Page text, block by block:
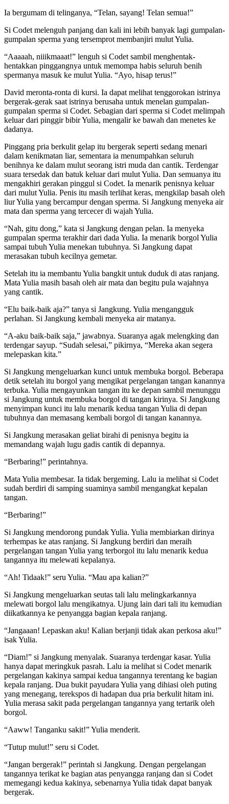
Ia bergumam di telinganya, “Telan, sayang! Telan semua!”
Si Codet melenguh panjang dan kali ini lebih banyak lagi gumpalan-
gumpalan sperma yang tersemprot membanjiri mulut Yulia.
“Aaaaah, niiikmaaat!” lenguh si Codet sambil menghentak-
hentakkan pinggangnya untuk memompa habis seluruh benih
spermanya masuk ke mulut Yulia. “Ayo, hisap terus!”
David meronta-ronta di kursi. Ia dapat melihat tenggorokan istrinya
bergerak-gerak saat istrinya berusaha untuk menelan gumpalan-
gumpalan sperma si Codet. Sebagian dari sperma si Codet melimpah
keluar dari pinggir bibir Yulia, mengalir ke bawah dan menetes ke
dadanya.
Pinggang pria berkulit gelap itu bergerak seperti sedang menari
dalam kenikmatan liar, sementara ia menumpahkan seluruh
benihnya ke dalam mulut seorang istri muda dan cantik. Terdengar
suara tersedak dan batuk keluar dari mulut Yulia. Dan semuanya itu
mengakhiri gerakan pinggul si Codet. Ia menarik penisnya keluar
dari mulut Yulia. Penis itu masih terlihat keras, mengkilap basah oleh
liur Yulia yang bercampur dengan sperma. Si Jangkung menyeka air
mata dan sperma yang tercecer di wajah Yulia.
“Nah, gitu dong,” kata si Jangkung dengan pelan. Ia menyeka
gumpalan sperma terakhir dari dada Yulia. Ia menarik borgol Yulia
sampai tubuh Yulia menekan tubuhnya. Si Jangkung dapat
merasakan tubuh kecilnya gemetar.
Setelah itu ia membantu Yulia bangkit untuk duduk di atas ranjang.
Mata Yulia masih basah oleh air mata dan begitu pula wajahnya
yang cantik.
“Elu baik-baik aja?” tanya si Jangkung. Yulia mengangguk
perlahan. Si Jangkung kembali menyeka air matanya.
“A-aku baik-baik saja,” jawabnya. Suaranya agak melengking dan
terdengar sayup. “Sudah selesai,” pikirnya, “Mereka akan segera
melepaskan kita.”
Si Jangkung mengeluarkan kunci untuk membuka borgol. Beberapa
detik setelah itu borgol yang mengikat pergelangan tangan kanannya
terbuka. Yulia mengayunkan tangan itu ke depan sambil menunggu
si Jangkung untuk membuka borgol di tangan kirinya. Si Jangkung
menyimpan kunci itu lalu menarik kedua tangan Yulia di depan
tubuhnya dan memasang kembali borgol di tangan kanannya.
Si Jangkung merasakan geliat birahi di penisnya begitu ia
memandang wajah lugu gadis cantik di depannya.
“Berbaring!” perintahnya.
Mata Yulia membesar. Ia tidak bergeming. Lalu ia melihat si Codet
sudah berdiri di samping suaminya sambil mengangkat kepalan
tangan.
“Berbaring!”
Si Jangkung mendorong pundak Yulia. Yulia membiarkan dirinya
terhempas ke atas ranjang. Si Jangkung berdiri dan meraih
pergelangan tangan Yulia yang terborgol itu lalu menarik kedua
tangannya itu melewati kepalanya.
“Ah! Tidaak!” seru Yulia. “Mau apa kalian?”
Si Jangkung mengeluarkan seutas tali lalu melingkarkannya
melewati borgol lalu mengikatnya. Ujung lain dari tali itu kemudian
diikatkannya ke penyangga bagian kepala ranjang.
“Jangaaan! Lepaskan aku! Kalian berjanji tidak akan perkosa aku!”
isak Yulia.
“Diam!” si Jangkung menyalak. Suaranya terdengar kasar. Yulia
hanya dapat meringkuk pasrah. Lalu ia melihat si Codet menarik
pergelangan kakinya sampai kedua tangannya terentang ke bagian
kepala ranjang. Dua bukit payudara Yulia yang dihiasi oleh puting
yang menegang, terekspos di hadapan dua pria berkulit hitam ini.
Yulia merasa sakit pada pergelangan tangannya yang tertarik oleh
borgol.
“Aaww! Tanganku sakit!” Yulia menderit.
“Tutup mulut!” seru si Codet.
“Jangan bergerak!” perintah si Jangkung. Dengan pergelangan
tangannya terikat ke bagian atas penyangga ranjang dan si Codet
memegangi kedua kakinya, sebenarnya Yulia tidak dapat banyak
bergerak.